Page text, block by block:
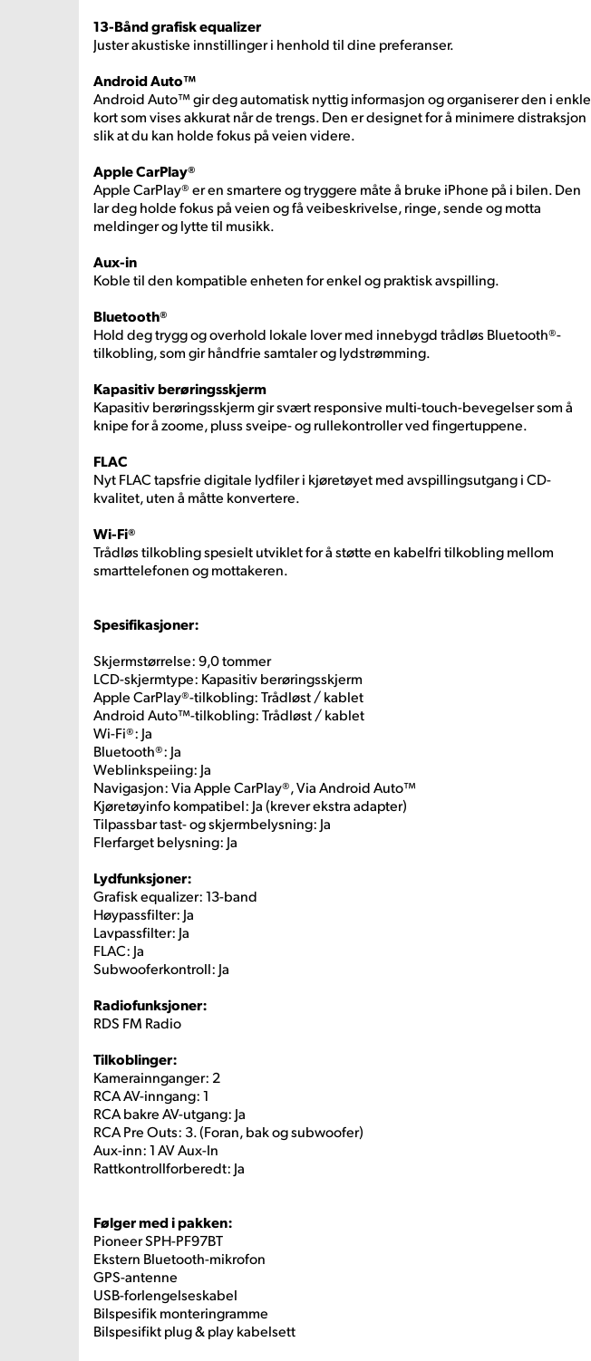
13-Bånd grafisk equalizer
Juster akustiske innstillinger i henhold til dine preferanser.
Android Auto™
Android Auto™ gir deg automatisk nyttig informasjon og organiserer den i enkle
kort som vises akkurat når de trengs. Den er designet for å minimere distraksjon
slik at du kan holde fokus på veien videre.
Apple CarPlay®
Apple CarPlay® er en smartere og tryggere måte å bruke iPhone på i bilen. Den
lar deg holde fokus på veien og få veibeskrivelse, ringe, sende og motta
meldinger og lytte til musikk.
Aux-in
Koble til den kompatible enheten for enkel og praktisk avspilling.
Bluetooth®
Hold deg trygg og overhold lokale lover med innebygd trådløs Bluetooth®-
tilkobling, som gir håndfrie samtaler og lydstrømming.
Kapasitiv berøringsskjerm
Kapasitiv berøringsskjerm gir svært responsive multi-touch-bevegelser som å
knipe for å zoome, pluss sveipe- og rullekontroller ved fingertuppene.
FLAC
Nyt FLAC tapsfrie digitale lydfiler i kjøretøyet med avspillingsutgang i CD-
kvalitet, uten å måtte konvertere.
Wi-Fi®
Trådløs tilkobling spesielt utviklet for å støtte en kabelfri tilkobling mellom
smarttelefonen og mottakeren.
Spesifikasjoner:
Skjermstørrelse: 9,0 tommer
LCD-skjermtype: Kapasitiv berøringsskjerm
Apple CarPlay®-tilkobling: Trådløst / kablet
Android Auto™-tilkobling: Trådløst / kablet
Wi-Fi®: Ja
Bluetooth®: Ja
Weblinkspeiing: Ja
Navigasjon: Via Apple CarPlay®, Via Android Auto™
Kjøretøyinfo kompatibel: Ja (krever ekstra adapter)
Tilpassbar tast- og skjermbelysning: Ja
Flerfarget belysning: Ja
Lydfunksjoner:
Grafisk equalizer: 13-band
Høypassfilter: Ja
Lavpassfilter: Ja
FLAC: Ja
Subwooferkontroll: Ja
Radiofunksjoner:
RDS FM Radio
Tilkoblinger:
Kamerainnganger: 2
RCA AV-inngang: 1
RCA bakre AV-utgang: Ja
RCA Pre Outs: 3. (Foran, bak og subwoofer)
Aux-inn: 1 AV Aux-In
Rattkontrollforberedt: Ja
Følger med i pakken:
Pioneer SPH-PF97BT
Ekstern Bluetooth-mikrofon
GPS-antenne
USB-forlengelseskabel
Bilspesifik monteringramme
Bilspesifikt plug & play kabelsett